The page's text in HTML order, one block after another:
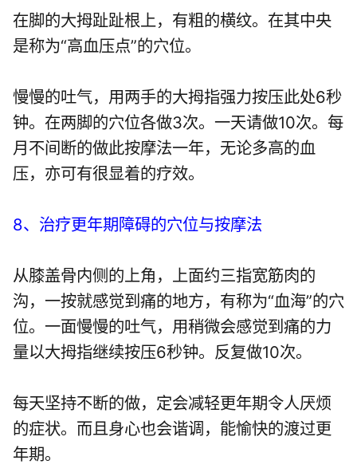
在脚的大拇趾趾根上，有粗的横纹。在其中央
是称为“高血压点”的穴位。
慢慢的吐气，用两手的大拇指强力按压此处6秒
钟。在两脚的穴位各做3次。一天请做10次。每
月不间断的做此按摩法一年，无论多高的血
压，亦可有很显着的疗效。
8、治疗更年期障碍的穴位与按摩法
从膝盖骨内侧的上角，上面约三指宽筋肉的
沟，一按就感觉到痛的地方，有称为“血海”的穴
位。一面慢慢的吐气，用稍微会感觉到痛的力
量以大拇指继续按压6秒钟。反复做10次。
每天坚持不断的做，定会减轻更年期令人厌烦
的症状。而且身心也会谐调，能愉快的渡过更
年期。